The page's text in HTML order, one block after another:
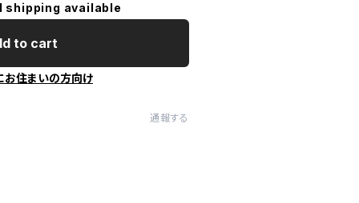
shipping available
to cart
お住まいの方向け
通報する